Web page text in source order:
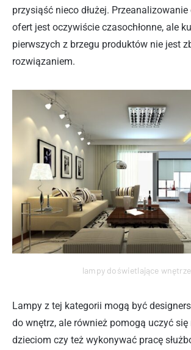
przysiąść nieco dłużej.
ofert jest oczywiście czasochłonne, ale
pierwszych z brzegu produktów nie jest
rozwiązaniem.
lampy doświetlające wnętrze
Lampy z tej kategorii mogą być
do wnętrz, ale również pomogą uczyć się
dzieciom czy też wykonywać pracę